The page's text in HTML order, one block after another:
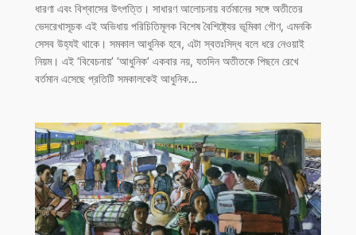
ধারণা এবং বিশ্বাসের উৎপত্তি। সাধারণ আলোচনায় বর্তমানের সঙ্গে অতীতের
ভেদরেখাসূচক এই অভিধায় পরিচিতিমূলক বিশেষ বৈশিষ্ট্যের ভূমিকা গৌণ, এমনকি
সেসব উহ্যই থাকে। সমকাল আধুনিক হবে, এটা স্বতঃসিদ্ধ বলে ধরে নেওয়াই
নিয়ম। এই ‘বিবেচনায়’ ‘আধুনিক’ একবার নয়, যতদিন অতীতকে পিছনে রেখে
বর্তমান এসেছে প্রতিটি সমকালকেই আধুনিক…